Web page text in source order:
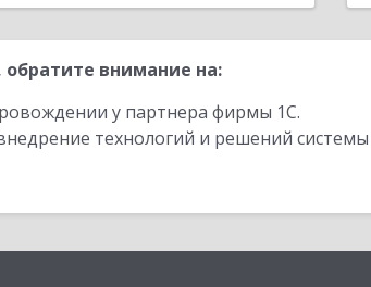
внимание на:
у партнера фирмы 1С.
технологий и решений